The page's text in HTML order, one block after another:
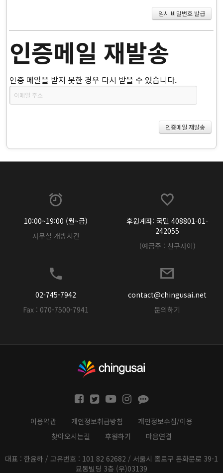
인증메일 재발송
인증 메일을 받지 못한 경우 다시 받을 수 있습니다.
10:00~19:00 (월~금)
사무실 개방시간
후원계좌: 국민 408801-01-
242055
(예금주 : 친구사이)
02-745-7942
Fax : 070-7500-7941
contact@chingusai.net
문의하기
이용약관 개인정보취급방침
개인정보수집/이용
찾아오시는길
후원하기 마음연결
대표 : 한윤하 / 고유번호 : 101 82 62682 / 서울시 종로구 돈화문로 39-1
묘동빌딩 3층 (우)03139